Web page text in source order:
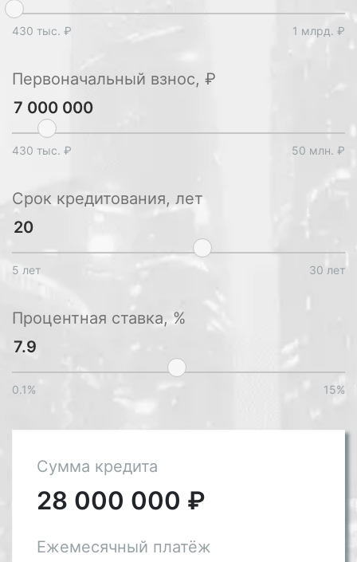
430 тыс. ₽ 1 млрд. ₽
Первоначальный взнос, ₽
430 тыс. ₽ 50 млн. ₽
Срок кредитования, лет
5 лет 30 лет
Процентная ставка, %
0.1% 15%
Сумма кредита
28 000 000 ₽
Ежемесячный платёж